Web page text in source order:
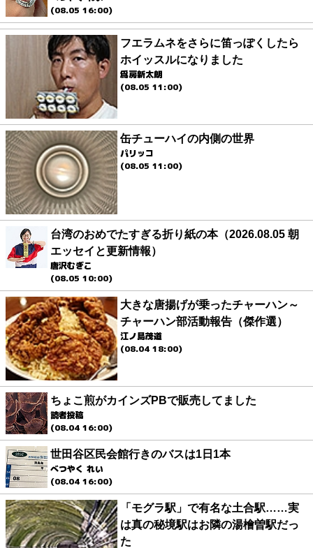
(08.05 16:00)
フエラムネをさらに笛っぽくしたら
ホイッスルになりました
爲房新太朗
(08.05 11:00)
缶チューハイの内側の世界
パリッコ
(08.05 11:00)
台湾のおめでたすぎる折り紙の本（2026.08.05 朝
エッセイと更新情報）
唐沢むぎこ
(08.05 10:00)
大きな唐揚げが乗ったチャーハン～
チャーハン部活動報告（傑作選）
江ノ島茂道
(08.04 18:00)
ちょこ煎がカインズPBで販売してました
読者投稿
(08.04 16:00)
世田谷区民会館行きのバスは1日1本
べつやく れい
(08.04 16:00)
「モグラ駅」で有名な土合駅……実
は真の秘境駅はお隣の湯檜曽駅だっ
た